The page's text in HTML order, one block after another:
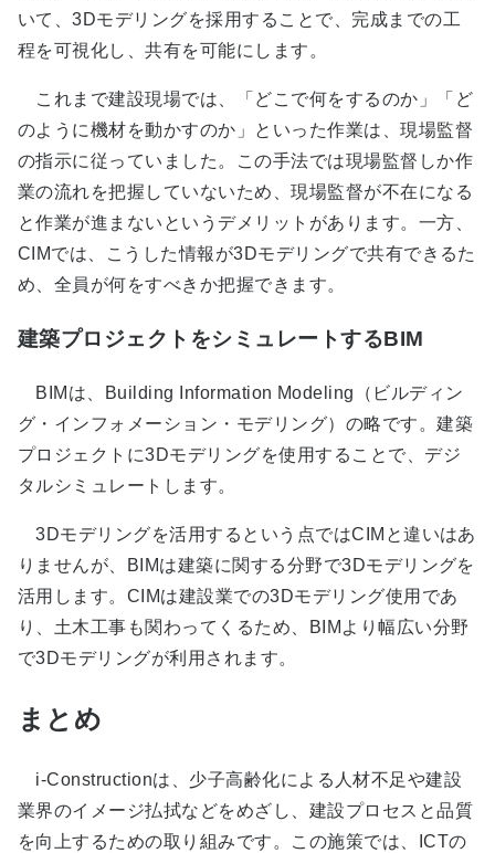
いて、3Dモデリングを採用することで、完成までの工
程を可視化し、共有を可能にします。
これまで建設現場では、「どこで何をするのか」「ど
のように機材を動かすのか」といった作業は、現場監督
の指示に従っていました。この手法では現場監督しか作
業の流れを把握していないため、現場監督が不在になる
と作業が進まないというデメリットがあります。一方、
CIMでは、こうした情報が3Dモデリングで共有できるた
め、全員が何をすべきか把握できます。
建築プロジェクトをシミュレートするBIM
BIMは、Building Information Modeling（ビルディン
グ・インフォメーション・モデリング）の略です。建築
プロジェクトに3Dモデリングを使用することで、デジ
タルシミュレートします。
3Dモデリングを活用するという点ではCIMと違いはあ
りませんが、BIMは建築に関する分野で3Dモデリングを
活用します。CIMは建設業での3Dモデリング使用であ
り、土木工事も関わってくるため、BIMより幅広い分野
で3Dモデリングが利用されます。
まとめ
i-Constructionは、少子高齢化による人材不足や建設
業界のイメージ払拭などをめざし、建設プロセスと品質
を向上するための取り組みです。この施策では、ICTの